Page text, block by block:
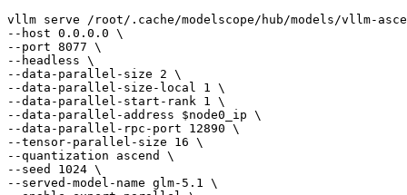
vllm serve /root/.cache/modelscope/hub/models/vllm-
--host 0.0.0.0 \
--port 8077 \
--headless \
--data-parallel-size 2 \
--data-parallel-size-local 1 \
--data-parallel-start-rank 1 \
--data-parallel-address $node0_ip \
--data-parallel-rpc-port 12890 \
--tensor-parallel-size 16 \
--quantization ascend \
--seed 1024 \
--served-model-name glm-5.1 \